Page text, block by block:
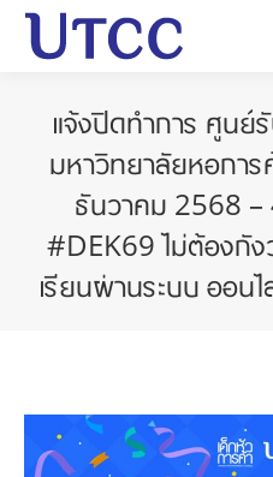
แจ้งปิดทำการ ศูนย์
มหาวิทยาลัยหอกา
ธันวาคม 2568
#DEK69 ไม่ต้องกั
เรียนผ่านระบบ ออน